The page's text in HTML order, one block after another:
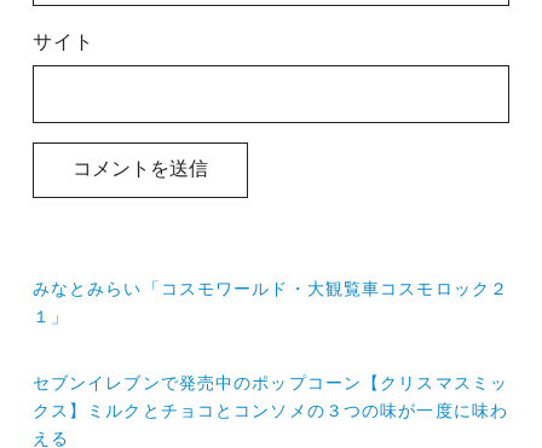
サイト
稿
ビ
ゲ
みなとみらい「コスモワールド・大観覧車コスモロック２
１」
セブンイレブンで発売中のポップコーン【クリスマスミッ
クス】ミルクとチョコとコンソメの３つの味が一度に味わ
える